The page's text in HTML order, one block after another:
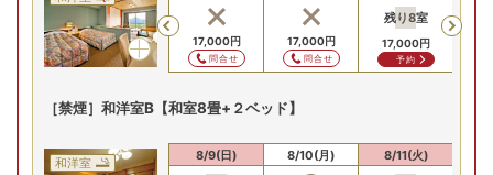
Previous
17,000円
問合せ
17,000円
問合せ
残り8室
17,000円
予約
［禁煙］和洋室B【和室8畳+２ベッド】
和洋室
8/8(土)
8/9(日)
8/10(月)
8/11(火)